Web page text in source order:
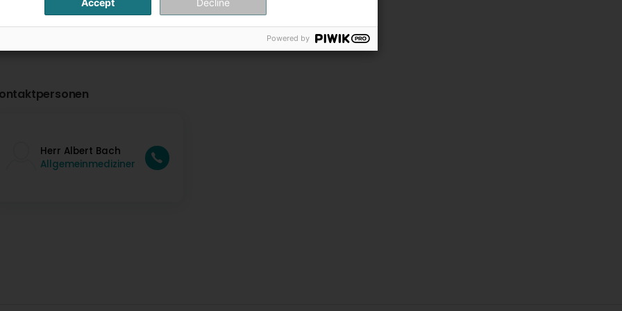
Herr Albert Bach
Allgemeinmediziner
Accept Decline
Powered by